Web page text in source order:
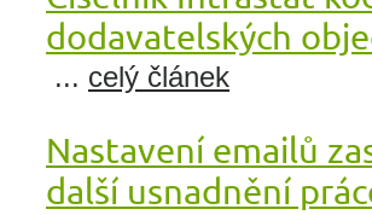
dodavatelských
... celý článek
Nastavení emailů
další usnadnění